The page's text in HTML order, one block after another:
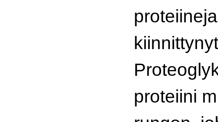
proteiini